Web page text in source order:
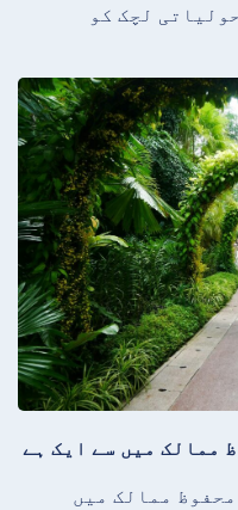
لچک کو
ممالک میں